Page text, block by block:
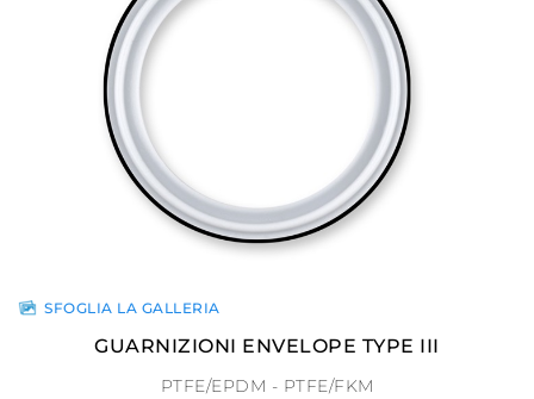
SFOGLIA LA GALLERIA
GUARNIZIONI ENVELOPE TYPE III
PTFE/EPDM - PTFE/FKM